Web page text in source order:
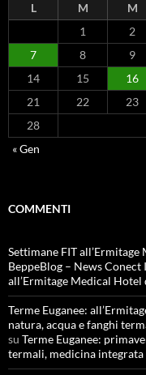
L M M
1
2
7
8 9
14
15 16
21
22 23
28
« Gen
COMMENTI
Settimane FIT
BeppeBlog – News
all’Ermitage Medical Hotel
Terme Euganee:
natura, acqua e fanghi
su Terme Euganee:
termali, medicina